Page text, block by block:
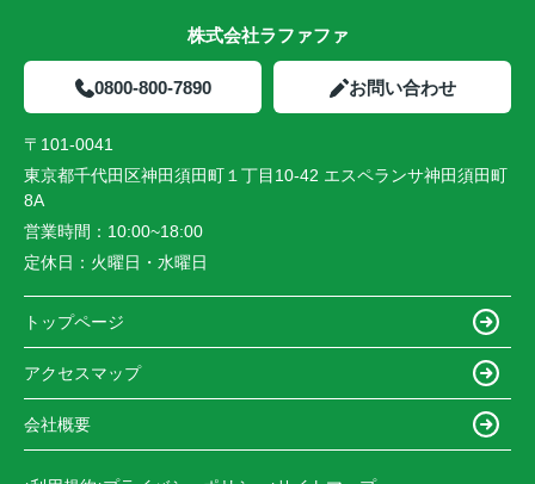
株式会社ラファファ
0800-800-7890 お問い合わせ
〒101-0041
東京都千代田区神田須田町１丁目10-42 エスペランサ神田須田町
8A
営業時間： 10:00~18:00
定休日： 火曜日・水曜日
トップページ
アクセスマップ
会社概要